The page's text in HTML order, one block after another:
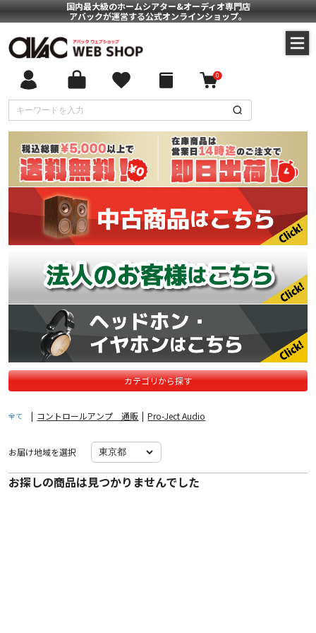
国内最大級のホームシアター&オーディオ専門店
アバックが運営する公式オンラインショップ。
0
カテゴリから探す
全て | コントロールアンプ 通販 | Pro-Ject Audio
お届け地域を選択
お探しの商品は見つかりませんでした